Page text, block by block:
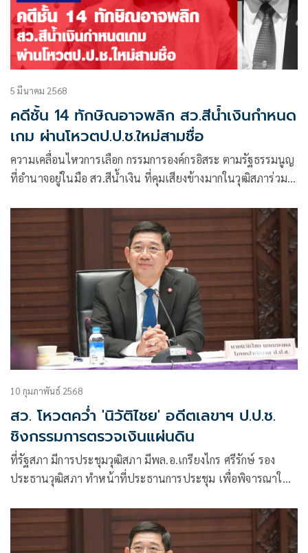
5 มีนาคม 2568
คดีชั้น 14 ทักษิณอาจพลิก สว.สีน้ำเงินกำหนด
เกม ผ่านโหวตป.ป.ช.ใหม่สามชื่อ
ความเคลื่อนไหวการเลือก กรรมการองค์กรอิสระ ตามรัฐธรรมนูญ
ที่อำนาจอยู่ในมือ สว.สีน้ำเงิน ที่คุมเสียงข้างมากในวุฒิสภาร่วม
สว.สีน้ำเงินแท็กทีม ผนึกเสียงกันได้แน่นหนาขนาดไหน
10 กุมภาพันธ์ 2568
สว. โหวตคว่ำ 'นิวัติไชย' อดีตเลขาฯ ป.ป.ช.
ชิงกรรมการตรวจเงินแผ่นดิน
ที่รัฐสภา มีการประชุมวุฒิสภา มีพล.อ.เกรียงไกร ศรีรักษ์ รอง
ประธานวุฒิสภา ทำหน้าที่ประธานการประชุม เพื่อพิจารณาให้
กรรมการตรวจเงินแผ่นดิน(คตง.) จำนวน 6 คน